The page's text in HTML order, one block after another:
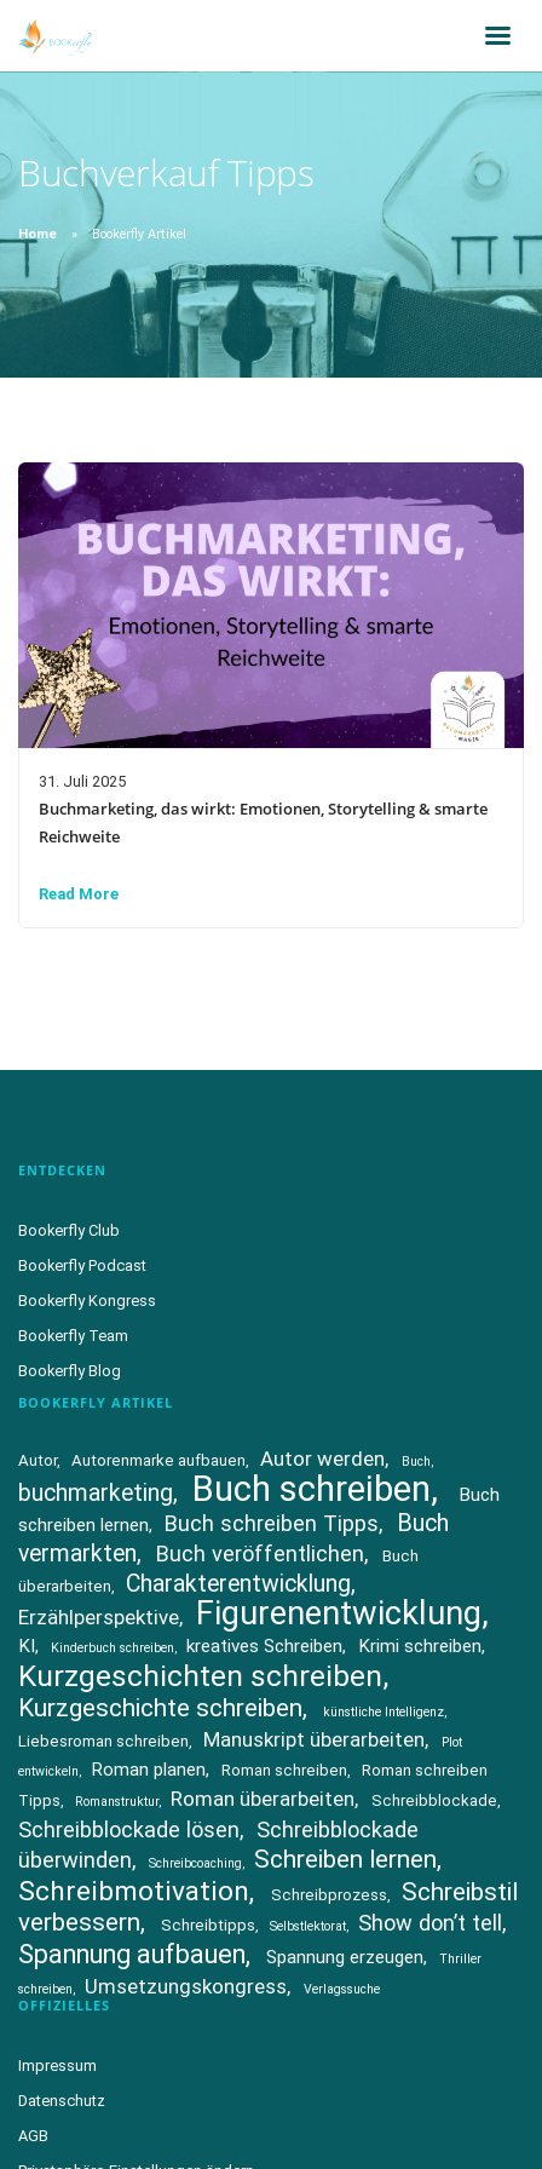
Buchverkauf Tipps
Home Bookerfly Artikel
31. Juli 2025
Buchmarketing, das wirkt: Emotionen, Storytelling & smarte
Reichweite
Read More
ENTDECKEN
Bookerfly Club
Bookerfly Podcast
Bookerfly Kongress
Bookerfly Team
Bookerfly Blog
BOOKERFLY ARTIKEL
Autor Autorenmarke aufbauen Autor werden Buch
buchmarketing Buch schreiben
Buch
schreiben lernen
Buch schreiben Tipps
Buch
vermarkten
Buch veröffentlichen
Buch
überarbeiten
Charakterentwicklung
Erzählperspektive Figurenentwicklung
KI Kinderbuch schreiben kreatives Schreiben Krimi schreiben
Kurzgeschichten schreiben
Kurzgeschichte schreiben künstliche Intelligenz
Liebesroman schreiben Manuskript überarbeiten
Plot
entwickeln
Roman planen Roman schreiben
Roman schreiben
Tipps
Romanstruktur Roman überarbeiten Schreibblockade
Schreibblockade lösen
Schreibblockade
überwinden
Schreibcoaching Schreiben lernen
Schreibmotivation Schreibprozess
Schreibstil
verbessern
Schreibtipps Selbstlektorat Show don’t tell
Spannung aufbauen Spannung erzeugen
Thriller
schreiben
Umsetzungskongress Verlagssuche
OFFIZIELLES
Impressum
Datenschutz
AGB